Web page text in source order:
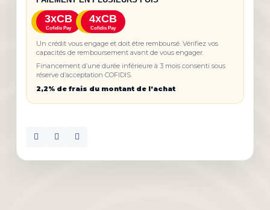
3xCB
Cofidis Pay
4xCB
Cofidis Pay
Un crédit vous engage et doit être remboursé. Vérifiez vos
capacités de remboursement avant de vous engager.
Financement d’une durée inférieure à 3 mois consenti sous
réserve d’acceptation COFIDIS.
2,2% de frais du montant de l’achat